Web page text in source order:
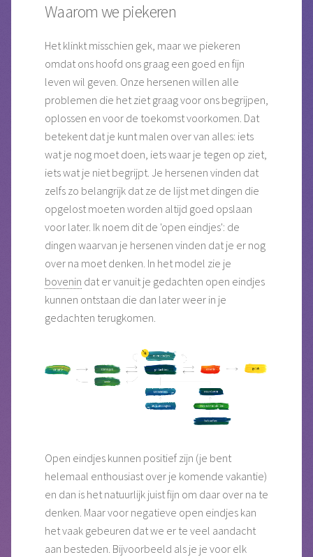
Waarom we piekeren
Het klinkt misschien gek, maar we piekeren
omdat ons hoofd ons graag een goed en fijn
leven wil geven. Onze hersenen willen alle
problemen die het ziet graag voor ons begrijpen,
oplossen en voor de toekomst voorkomen. Dat
betekent dat je kunt malen over van alles: iets
wat je nog moet doen, iets waar je tegen op ziet,
iets wat je niet begrijpt. Je hersenen vinden dat
zelfs zo belangrijk dat ze de lijst met dingen die
opgelost moeten worden altijd goed opslaan
voor later. Ik noem dit de 'open eindjes': de
dingen waarvan je hersenen vinden dat je er nog
over na moet denken. In het model zie je
bovenin dat er vanuit je gedachten open eindjes
kunnen ontstaan die dan later weer in je
gedachten terugkomen.
Open eindjes kunnen positief zijn (je bent
helemaal enthousiast over je komende vakantie)
en dan is het natuurlijk juist fijn om daar over na te
denken. Maar voor negatieve open eindjes kan
het vaak gebeuren dat we er te veel aandacht
aan besteden. Bijvoorbeeld als je je voor elk